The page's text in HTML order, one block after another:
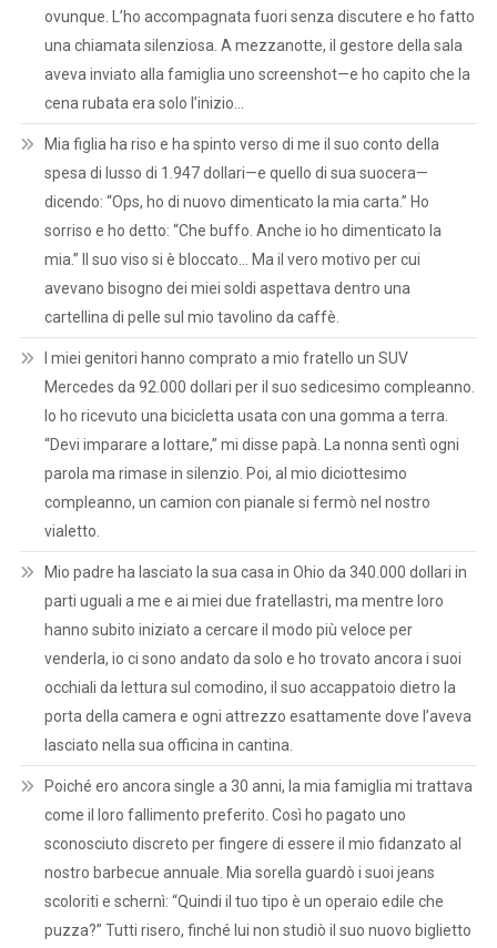
ovunque. L’ho accompagnata fuori senza discutere e ho fatto
una chiamata silenziosa. A mezzanotte, il gestore della sala
aveva inviato alla famiglia uno screenshot—e ho capito che la
cena rubata era solo l’inizio…
Mia figlia ha riso e ha spinto verso di me il suo conto della
spesa di lusso di 1.947 dollari—e quello di sua suocera—
dicendo: “Ops, ho di nuovo dimenticato la mia carta.” Ho
sorriso e ho detto: “Che buffo. Anche io ho dimenticato la
mia.” Il suo viso si è bloccato… Ma il vero motivo per cui
avevano bisogno dei miei soldi aspettava dentro una
cartellina di pelle sul mio tavolino da caffè.
I miei genitori hanno comprato a mio fratello un SUV
Mercedes da 92.000 dollari per il suo sedicesimo compleanno.
Io ho ricevuto una bicicletta usata con una gomma a terra.
“Devi imparare a lottare,” mi disse papà. La nonna sentì ogni
parola ma rimase in silenzio. Poi, al mio diciottesimo
compleanno, un camion con pianale si fermò nel nostro
vialetto.
Mio padre ha lasciato la sua casa in Ohio da 340.000 dollari in
parti uguali a me e ai miei due fratellastri, ma mentre loro
hanno subito iniziato a cercare il modo più veloce per
venderla, io ci sono andato da solo e ho trovato ancora i suoi
occhiali da lettura sul comodino, il suo accappatoio dietro la
porta della camera e ogni attrezzo esattamente dove l’aveva
lasciato nella sua officina in cantina.
Poiché ero ancora single a 30 anni, la mia famiglia mi trattava
come il loro fallimento preferito. Così ho pagato uno
sconosciuto discreto per fingere di essere il mio fidanzato al
nostro barbecue annuale. Mia sorella guardò i suoi jeans
scoloriti e schernì: “Quindi il tuo tipo è un operaio edile che
puzza?” Tutti risero, finché lui non studiò il suo nuovo biglietto